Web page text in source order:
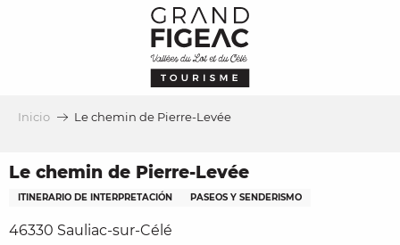
Inicio Le chemin de Pierre-Levée
Le chemin de Pierre-Levée
ITINERARIO DE INTERPRETACIÓN PASEOS Y SENDERISMO
46330 Sauliac-sur-Célé